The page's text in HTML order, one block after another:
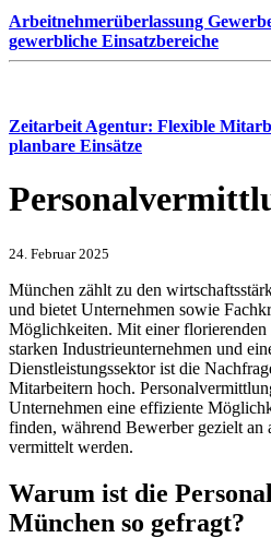
Arbeitnehmerüberlassung
gewerbliche Einsatzbereiche
Zeitarbeit Agentur: Flexible
planbare Einsätze
24. Februar 2025
München zählt zu den
und bietet Unternehmen sowie
Möglichkeiten. Mit einer florierenden
starken Industrieunternehmen und
Dienstleistungssektor ist die
Mitarbeitern hoch.
Unternehmen eine effiziente
finden, während Bewerber gezielt an
vermittelt werden.
Warum ist die
München so gefragt?